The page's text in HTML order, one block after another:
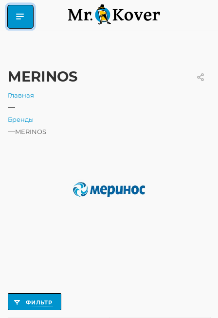
MERINOS
Главная
—
Бренды
—MERINOS
ФИЛЬТР